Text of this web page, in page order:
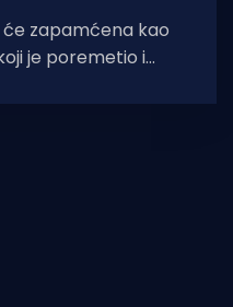
će zapamćena kao
je poremetio i